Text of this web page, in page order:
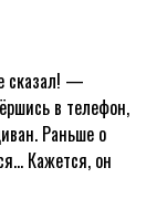
сказал! —
в телефон,
Раньше о
Кажется, он